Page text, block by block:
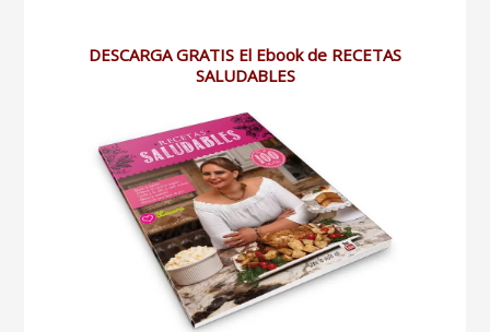
DESCARGA GRATIS El Ebook de RECETAS
SALUDABLES